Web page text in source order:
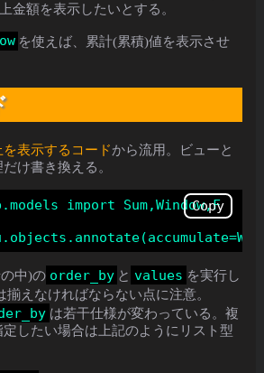
金額を表示したいとする。
を使えば、累計(累積)値を表示させ
表示するコードから流用。ビューと
け書き換える。
import Sum,Window,F
Copy
中)の order_by と values を実行し
揃えなければならない点に注意。
は若干仕様が変わっている。複
したい場合は上記のようにリスト型